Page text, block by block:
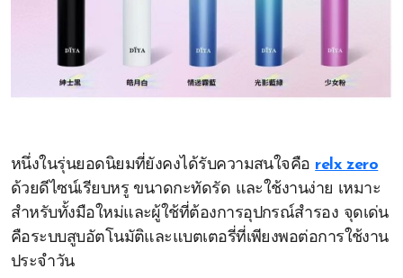
หนึ่งในรุ่นยอดนิยมที่ยังคงได้รับความสนใจคือ relx zero
ด้วยดีไซน์เรียบหรู ขนาดกะทัดรัด และใช้งานง่าย เหมาะ
สำหรับทั้งมือใหม่และผู้ใช้ที่ต้องการอุปกรณ์สำรอง จุดเด่น
คือระบบสูบอัตโนมัติและแบตเตอรี่ที่เพียงพอต่อการใช้งาน
ประจำวัน